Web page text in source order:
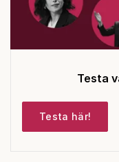
Testa
Testa här!